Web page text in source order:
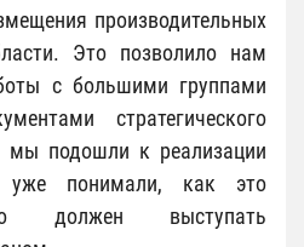
производительных
Это позволило нам
с большими группами
стратегического
мы подошли к реализации
уже понимали, как это
должен выступать